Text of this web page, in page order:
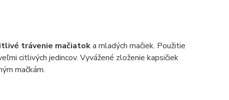
trávenie mačiatoka mladých mačiek. Použitie
citlivých jedincov. Vyvážené zloženie kapsičiek
mačkám.